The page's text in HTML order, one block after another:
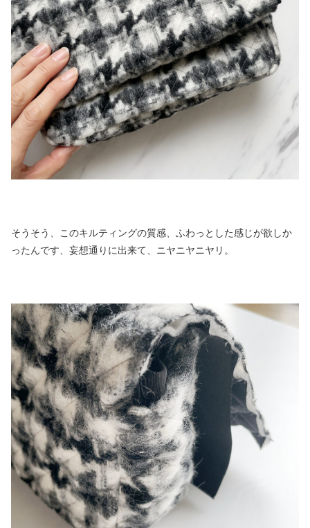
そうそう、このキルティングの質感、ふわっとした感じが欲しか
ったんです、妄想通りに出来て、ニヤニヤニヤリ。